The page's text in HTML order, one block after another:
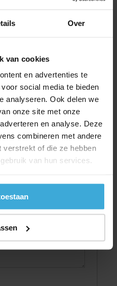
Over
van cookies
en advertenties te
social media te bieden
analyseren. Ook delen we
onze site met onze
en analyse. Deze
combineren met andere
verstrekt of die ze hebben
van hun services.
30 x 15 x 3 mm
mm)